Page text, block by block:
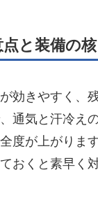
と装備の核
効きやすく、
通気と汗冷え
度が上がりま
おくと素早く